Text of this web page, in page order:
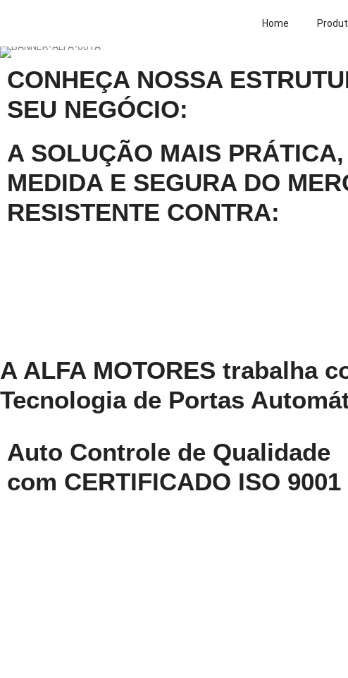
Home
CONHEÇA NOSSA
SEU NEGÓCIO:
A SOLUÇÃO MAIS
MEDIDA E SEGURA DO
RESISTENTE CONTRA:
A ALFA MOTORES trabalha
Tecnologia de Portas
Auto Controle de Qualidade
com CERTIFICADO ISO 9001